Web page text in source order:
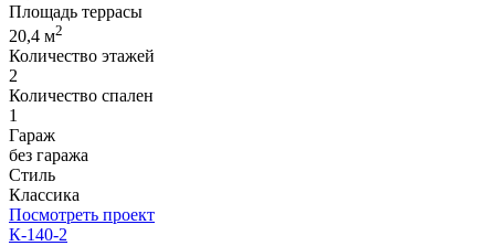
Площадь террасы
20,4 м2
Количество этажей
2
Количество спален
1
Гараж
без гаража
Стиль
Классика
Посмотреть проект
К-140-2